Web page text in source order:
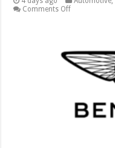
Comments Offon
มอ
เต
Diamond’
ใหม่